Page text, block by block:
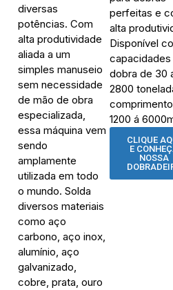
diversas
potências. Com
alta produtividade
aliada a um
simples manuseio
sem necessidade
de mão de obra
especializada,
essa máquina vem
sendo
amplamente
utilizada em todo
o mundo. Solda
diversos materiais
como aço
carbono, aço inox,
alumínio, aço
galvanizado,
cobre, prata, ouro
perfeitas e
alta
Disponível
capacidades
dobra de 30
2800
1200 á
CLIQUE
E
NOSSA